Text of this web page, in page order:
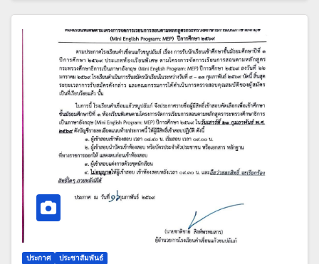
ประกาศ ประชาสัมพันธ์